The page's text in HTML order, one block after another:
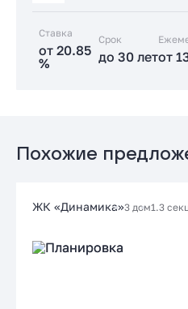
Заказать
Ставка
от 20.85
%
Срок
до 30 летот
Похожие
ЖК «Динамика»3 дом1.3